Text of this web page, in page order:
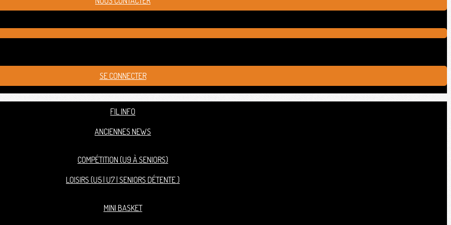
SE CONNECTER
FIL INFO
ANCIENNES NEWS
COMPÉTITION (U9 À SENIORS)
LOISIRS (U5 | U7 | SENIORS DÉTENTE )
MINI BASKET